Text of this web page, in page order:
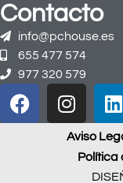
Contacto
info@pchouse.es
655 477 574
977 320 579
Aviso
Política